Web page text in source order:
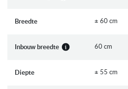
Capaciteit: 13 standaard couverts
Programmaduur⁴: 3:20 (u:min)
Breedte ± 60 cm
Inbouw breedte 60 cm
Diepte ± 55 cm